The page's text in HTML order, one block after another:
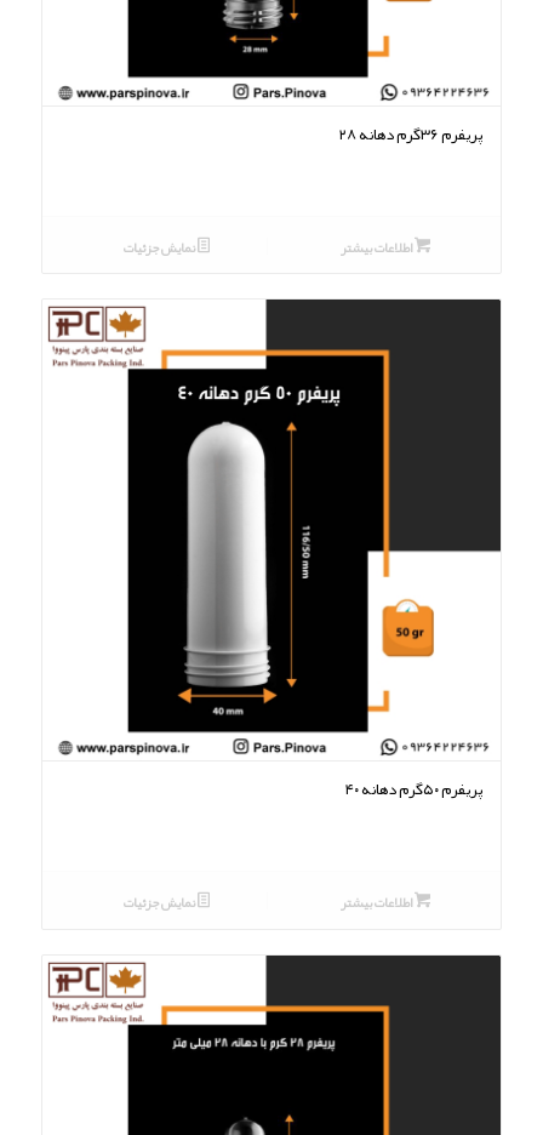
پریفرم ۳۶گرم دهانه ۲۸
اطلاعات بیشتر نمایش جزئیات
پریفرم ۵۰گرم دهانه ۴۰
اطلاعات بیشتر نمایش جزئیات